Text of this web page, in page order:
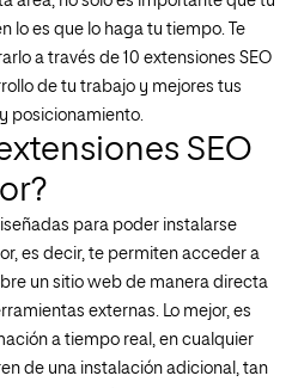
lo es que lo haga tu tiempo. Te
a través de 10 extensiones SEO
de tu trabajo y mejores tus
posicionamiento.
SEO
para poder instalarse
es decir, te permiten acceder a
un sitio web de manera directa
externas. Lo mejor, es
a tiempo real, en cualquier
de una instalación adicional, tan